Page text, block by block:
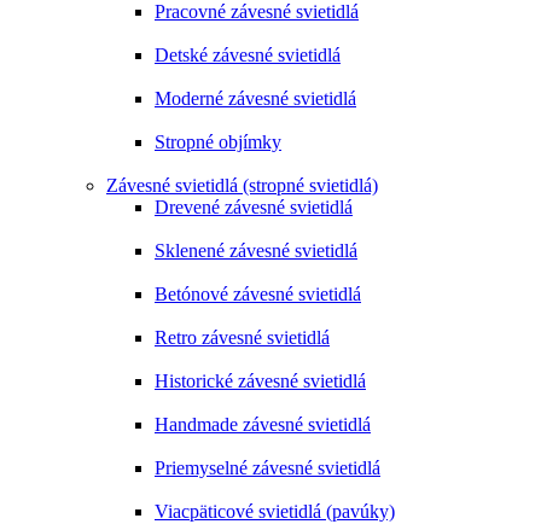
Pracovné závesné svietidlá
Detské závesné svietidlá
Moderné závesné svietidlá
Stropné objímky
Závesné svietidlá (stropné svietidlá)
Drevené závesné svietidlá
Sklenené závesné svietidlá
Betónové závesné svietidlá
Retro závesné svietidlá
Historické závesné svietidlá
Handmade závesné svietidlá
Priemyselné závesné svietidlá
Viacpäticové svietidlá (pavúky)